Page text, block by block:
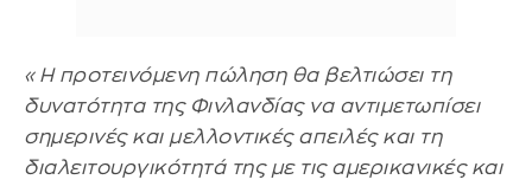
«Η προτεινόμενη πώληση θα βελτιώσει τη
δυνατότητα της Φινλανδίας να αντιμετωπίσει
σημερινές και μελλοντικές απειλές και τη
διαλειτουργικότητά της με τις αμερικανικές και